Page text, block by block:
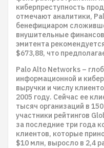
киберпреступность
отмечают аналитики,
бенефициаром
внушительные
эмитента
$673,88, что
Palo Alto Networks –
информационной и
выручки и числу
2005 году. Сейчас ее
тысяч организаций в
участники рейтингов
за последние три года
клиентов, которые
$10 млн, выросло в 2,4